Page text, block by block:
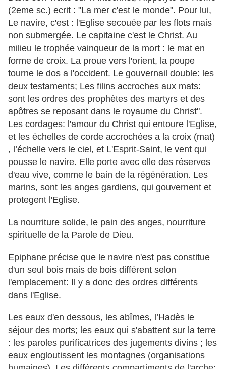
(2eme sc.) ecrit : "La mer c'est le monde". Pour lui,
Le navire, c'est : l'Eglise secouée par les flots mais
non submergée. Le capitaine c'est le Christ. Au
milieu le trophée vainqueur de la mort : le mat en
forme de croix. La proue vers l'orient, la poupe
tourne le dos a l'occident. Le gouvernail double: les
deux testaments; Les filins accroches aux mats:
sont les ordres des prophètes des martyrs et des
apôtres se reposant dans le royaume du Christ".
Les cordages: l'amour du Christ qui entoure l'Eglise,
et les échelles de corde accrochées a la croix (mat)
, l’échelle vers le ciel, et L'Esprit-Saint, le vent qui
pousse le navire. Elle porte avec elle des réserves
d'eau vive, comme le bain de la régénération. Les
marins, sont les anges gardiens, qui gouvernent et
protegent l'Eglise.
La nourriture solide, le pain des anges, nourriture
spirituelle de la Parole de Dieu.
Epiphane précise que le navire n'est pas constitue
d'un seul bois mais de bois différent selon
l'emplacement: Il y a donc des ordres différents
dans l'Eglise.
Les eaux d'en dessous, les abîmes, l’Hadès le
séjour des morts; les eaux qui s'abattent sur la terre
: les paroles purificatrices des jugements divins ; les
eaux engloutissent les montagnes (organisations